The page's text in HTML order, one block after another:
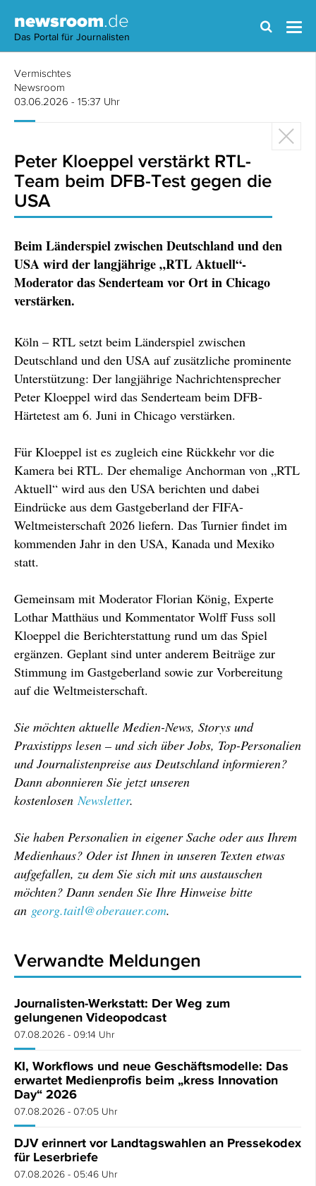
newsroom.de
Das Portal für Journalisten
Vermischtes
Newsroom
03.06.2026 - 15:37 Uhr
Peter Kloeppel verstärkt RTL-
Team beim DFB-Test gegen die
USA
Beim Länderspiel zwischen Deutschland und den
USA wird der langjährige „RTL Aktuell“-
Moderator das Senderteam vor Ort in Chicago
verstärken.
Köln – RTL setzt beim Länderspiel zwischen
Deutschland und den USA auf zusätzliche prominente
Unterstützung: Der langjährige Nachrichtensprecher
Peter Kloeppel wird das Senderteam beim DFB-
Härtetest am 6. Juni in Chicago verstärken.
Für Kloeppel ist es zugleich eine Rückkehr vor die
Kamera bei RTL. Der ehemalige Anchorman von „RTL
Aktuell“ wird aus den USA berichten und dabei
Eindrücke aus dem Gastgeberland der FIFA-
Weltmeisterschaft 2026 liefern. Das Turnier findet im
kommenden Jahr in den USA, Kanada und Mexiko
statt.
Gemeinsam mit Moderator Florian König, Experte
Lothar Matthäus und Kommentator Wolff Fuss soll
Kloeppel die Berichterstattung rund um das Spiel
ergänzen. Geplant sind unter anderem Beiträge zur
Stimmung im Gastgeberland sowie zur Vorbereitung
auf die Weltmeisterschaft.
Sie möchten aktuelle Medien-News, Storys und
Praxistipps lesen – und sich über Jobs, Top-Personalien
und Journalistenpreise aus Deutschland informieren?
Dann abonnieren Sie jetzt unseren
kostenlosenNewsletter.
Sie haben Personalien in eigener Sache oder aus Ihrem
Medienhaus? Oder ist Ihnen in unseren Texten etwas
aufgefallen, zu dem Sie sich mit uns austauschen
möchten? Dann senden Sie Ihre Hinweise bitte
an georg.taitl@oberauer.com.
Verwandte Meldungen
Journalisten-Werkstatt: Der Weg zum
gelungenen Videopodcast
07.08.2026 - 09:14 Uhr
KI, Workflows und neue Geschäftsmodelle: Das
erwartet Medienprofis beim „kress Innovation
Day“ 2026
07.08.2026 - 07:05 Uhr
DJV erinnert vor Landtagswahlen an Pressekodex
für Leserbriefe
07.08.2026 - 05:46 Uhr